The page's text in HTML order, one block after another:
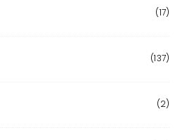
(17)
(137)
(2)